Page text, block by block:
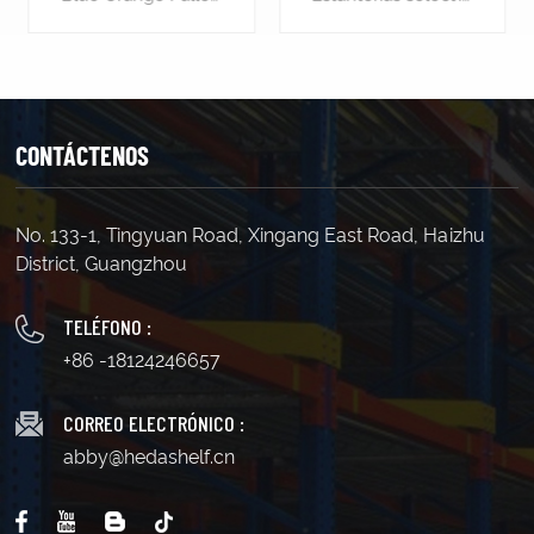
MÁS MÁS
CONTÁCTENOS
No. 133-1, Tingyuan Road, Xingang East Road, Haizhu
District, Guangzhou
TELÉFONO :
+86 -18124246657
CORREO ELECTRÓNICO :
abby@hedashelf.cn